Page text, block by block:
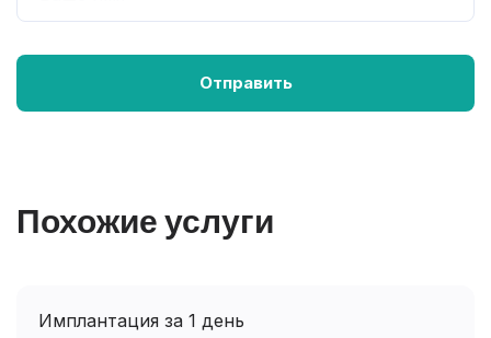
Похожие услуги
Имплантация за 1 день